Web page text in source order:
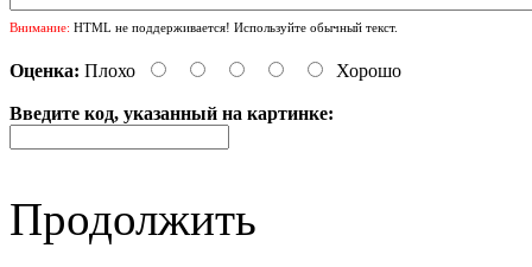
Внимание: HTML не поддерживается! Используйте обычный текст.
Оценка: Плохо Хорошо
Введите код, указанный на картинке:
Продолжить